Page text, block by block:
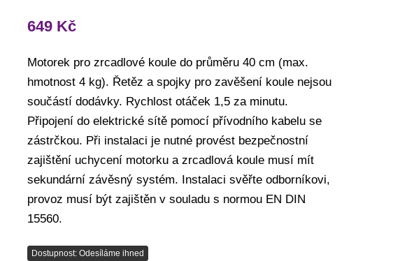
649 Kč
Motorek pro zrcadlové koule do průměru 40 cm (max.
hmotnost 4 kg). Řetěz a spojky pro zavěšení koule nejsou
součástí dodávky. Rychlost otáček 1,5 za minutu.
Připojení do elektrické sítě pomocí přívodního kabelu se
zástrčkou. Při instalaci je nutné provést bezpečnostní
zajištění uchycení motorku a zrcadlová koule musí mít
sekundární závěsný systém. Instalaci svěřte odborníkovi,
provoz musí být zajištěn v souladu s normou EN DIN
15560.
Dostupnost: Odesíláme ihned